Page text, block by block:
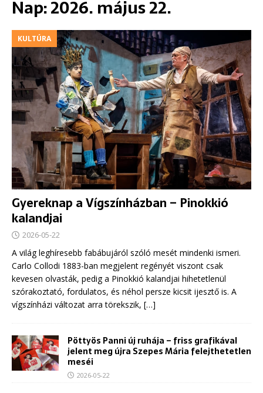
Nap:2026. május 22.
KULTÚRA
Gyereknap a Vígszínházban – Pinokkió
kalandjai
2026-05-22
A világ leghíresebb fabábujáról szóló mesét mindenki ismeri.
Carlo Collodi 1883-ban megjelent regényét viszont csak
kevesen olvasták, pedig a Pinokkió kalandjai hihetetlenül
szórakoztató, fordulatos, és néhol persze kicsit ijesztő is. A
vígszínházi változat arra törekszik, […]
Pöttyös Panni új ruhája – friss grafikával
jelent meg újra Szepes Mária felejthetetlen
meséi
2026-05-22